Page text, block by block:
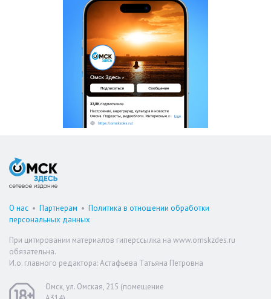
О нас • Партнерам • Политика в отношении обработки
персональных данных
При цитировании материалов гиперссылка на www.omskzdes.ru
обязательна.
И.о. главного редактора: Астафьева Татьяна Петровна
Омск, ул. Омская, 215 (помещение